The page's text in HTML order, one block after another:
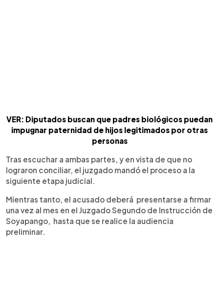
VER: Diputados buscan que padres biológicos puedan
impugnar paternidad de hijos legitimados por otras
personas
Tras escuchar a ambas partes, y en vista de que no
lograron conciliar, el juzgado mandó el proceso a la
siguiente etapa judicial.
Mientras tanto, el acusado deberá presentarse a firmar
una vez al mes en el Juzgado Segundo de Instrucción de
Soyapango, hasta que se realice la audiencia
preliminar.